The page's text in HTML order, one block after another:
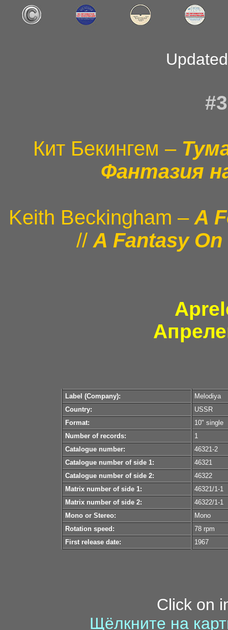
Кит Бекингем –
Фантазия
Keith Beckingham – A
// A Fantasy
Label (Company):
Melodiya
Country:
USSR
Format:
10" single
Number of records:
1
Catalogue number:
46321-2
Catalogue number of side 1:
46321
Catalogue number of side 2:
46322
Matrix number of side 1:
46321/1-1
Matrix number of side 2:
46322/1-1
Mono or Stereo:
Mono
Rotation speed:
78 rpm
First release date:
1967
Click on
Щёлкните на